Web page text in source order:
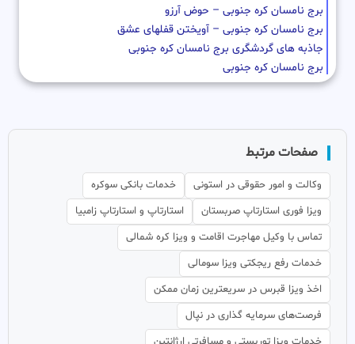
برج نامسان کره جنوبی – حوض آرزو
برج نامسان کره جنوبی – آویختن قفلهای عشق
جاذبه های گردشگری برج نامسان کره جنوبی
برج نامسان کره جنوبی
صفحات مرتبط
وکالت و امور حقوقی در استونی
خدمات بانکی سوکره
ویزا فوری استارتاپ صربستان
استارتاپ و استارتاپ زامبیا
تماس با وکیل مهاجرت اقامت و ویزا کره شمالی
خدمات رفع ریجکتی ویزا سومالی
اخذ ویزا قبرس در سریعترین زمان ممکن
فرصت‌های سرمایه گذاری در نپال